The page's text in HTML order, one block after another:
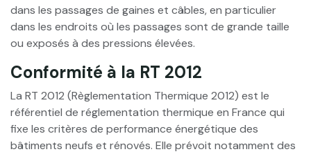
dans les passages de gaines et câbles, en particulier
dans les endroits où les passages sont de grande taille
ou exposés à des pressions élevées.
Conformité à la RT 2012
La RT 2012 (Règlementation Thermique 2012) est le
référentiel de réglementation thermique en France qui
fixe les critères de performance énergétique des
bâtiments neufs et rénovés. Elle prévoit notamment des